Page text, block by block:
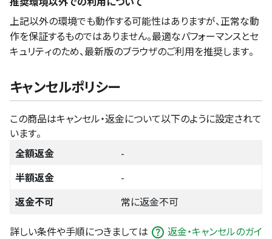
上記以外の環境でも動作する可能性はありますが、正常な動
作を保証するものではありません。最適なパフォーマンスとセ
キュリティのため、最新版のブラウザのご利用を推奨します。
キャンセルポリシー
この商品はキャンセル・返金について以下のように設定されて
います。
全額返金
-
半額返金
-
返金不可
常に返金不可
詳しい条件や手順につきましては
返金・キャンセルのガイ